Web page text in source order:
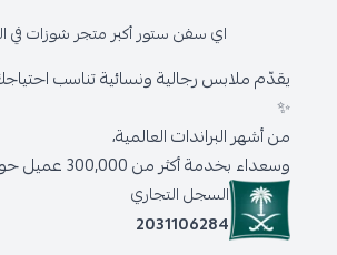
اي سفن ستور أكبر متجر شوزات في
يقدّم ملابس رجالية ونسائية تناسب
✨
من أشهر البراندات العالمية،
وسعداء بخدمة أكثر من 300,000 عميل حول المملكة.
السجل التجاري
2031106284